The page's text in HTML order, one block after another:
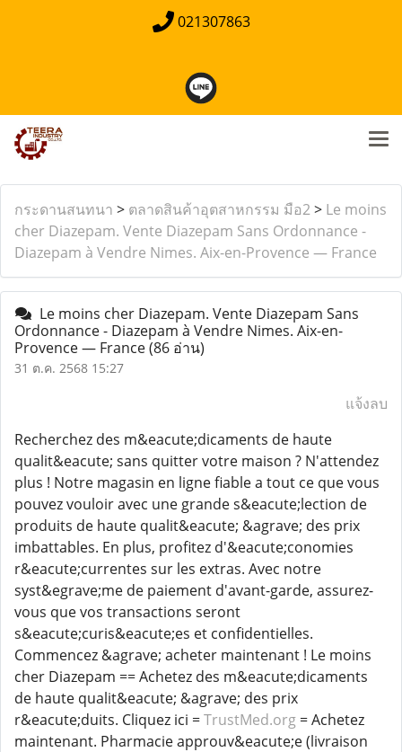
021307863
กระดานสนทนา > ตลาดสินค้าอุตสาหกรรม มือ2> Le moins
cher Diazepam. Vente Diazepam Sans Ordonnance -
Diazepam à Vendre Nimes. Aix-en-Provence — France
Le moins cher Diazepam. Vente Diazepam Sans
Ordonnance - Diazepam à Vendre Nimes. Aix-en-
Provence — France(86 อ่าน)
31 ต.ค. 2568 15:27
แจ้งลบ
Recherchez des m&eacute;dicaments de haute
qualit&eacute; sans quitter votre maison ? N'attendez
plus ! Notre magasin en ligne fiable a tout ce que vous
pouvez vouloir avec une grande s&eacute;lection de
produits de haute qualit&eacute; &agrave; des prix
imbattables. En plus, profitez d'&eacute;conomies
r&eacute;currentes sur les extras. Avec notre
syst&egrave;me de paiement d'avant-garde, assurez-
vous que vos transactions seront
s&eacute;curis&eacute;es et confidentielles.
Commencez &agrave; acheter maintenant ! Le moins
cher Diazepam == Achetez des m&eacute;dicaments
de haute qualit&eacute; &agrave; des prix
r&eacute;duits. Cliquez ici =TrustMed.org = Achetez
maintenant. Pharmacie approuv&eacute;e (livraison